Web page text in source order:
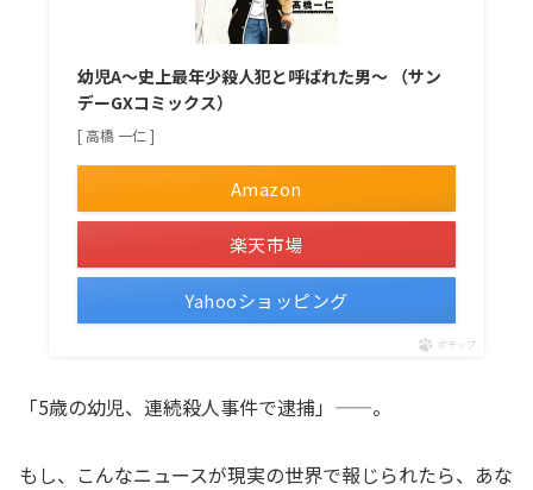
幼児A～史上最年少殺人犯と呼ばれた男～ （サン
デーGXコミックス）
[ 高橋 一仁 ]
Amazon
楽天市場
Yahooショッピング
ポチップ
「5歳の幼児、連続殺人事件で逮捕」——。
もし、こんなニュースが現実の世界で報じられたら、あな